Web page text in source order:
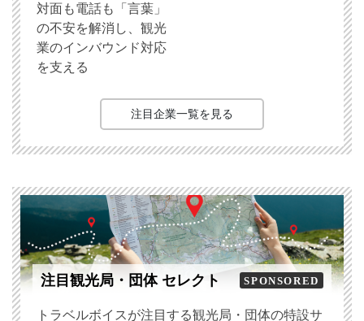
対面も電話も「言葉」
の不安を解消し、観光
業のインバウンド対応
を支える
注目企業一覧を見る
注目観光局・団体 セレクト SPONSORED
トラベルボイスが注目する観光局・団体の特設サ